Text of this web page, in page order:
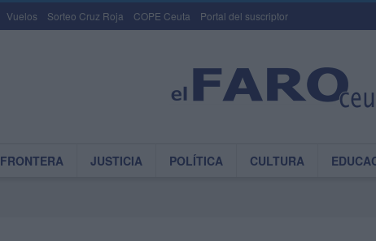
Vuelos Sorteo Cruz Roja COPE Ceuta Portal del suscriptor
FRONTERA JUSTICIA POLÍTICA CULTURA